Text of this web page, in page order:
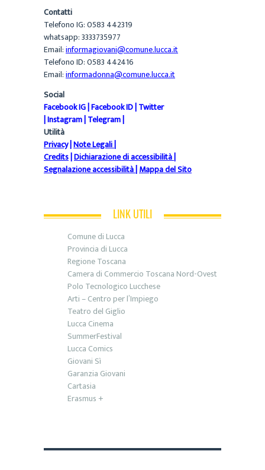
Contatti
Telefono IG: 0583 442319
whatsapp: 3333735977
Email:informagiovani@comune.lucca.it
Telefono ID: 0583 442416
Email:informadonna@comune.lucca.it
Social
Facebook IG|Facebook ID|Twitter
|Instagram|Telegram|
Utilità
Privacy|Note Legali|
Credits|Dichiarazione di accessibilità|
Segnalazione accessibilità|Mappa del Sito
LINK UTILI
Comune di Lucca
Provincia di Lucca
Regione Toscana
Camera di Commercio Toscana Nord-Ovest
Polo Tecnologico Lucchese
Arti – Centro per l’Impiego
Teatro del Giglio
Lucca Cinema
SummerFestival
Lucca Comics
Giovani Sì
Garanzia Giovani
Cartasia
Erasmus +